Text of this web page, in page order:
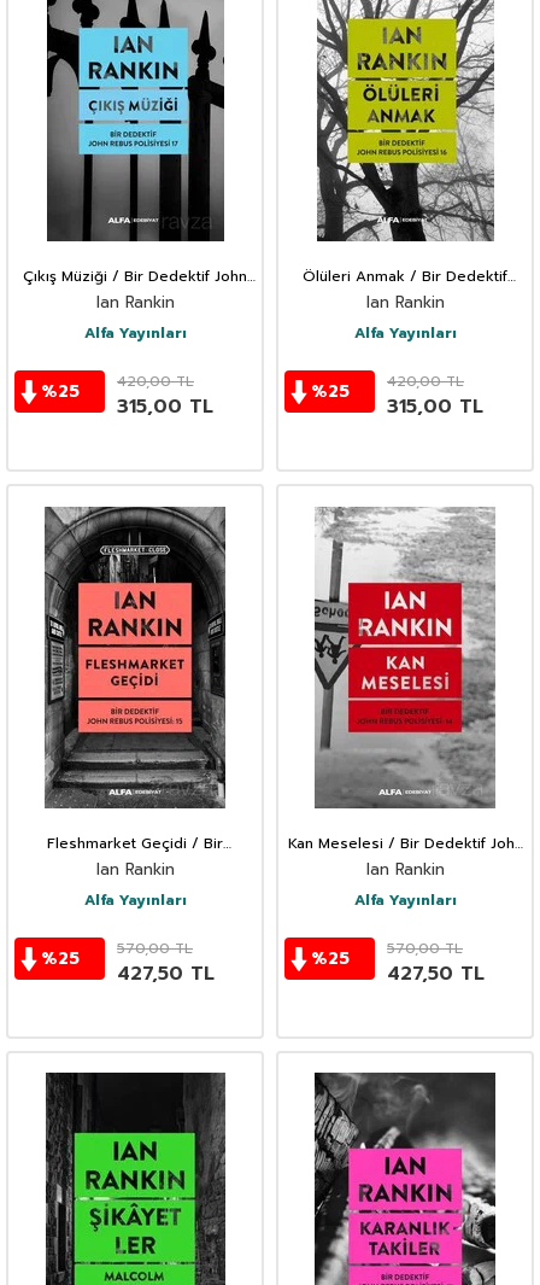
Çıkış Müziği / Bir Dedektif John
Rebus Polisiyesi 17
Ian Rankin
Alfa Yayınları
%25 420,00TL
315,00 TL
Ölüleri Anmak / Bir Dedektif
John Rebus Polisiyesi 16
Ian Rankin
Alfa Yayınları
%25 420,00TL
315,00 TL
Fleshmarket Geçidi / Bir
Dedektif John Rebus Polisiyesi 15
Ian Rankin
Alfa Yayınları
%25 570,00TL
427,50 TL
Kan Meselesi / Bir Dedektif John
Rebus Polisiyesi 14
Ian Rankin
Alfa Yayınları
%25 570,00TL
427,50 TL